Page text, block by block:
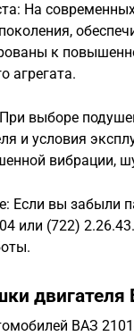
На
к
агрегата.
выборе
и условия
вибрации,
Если вы забыли
или (722)
двигателя
ВАЗ